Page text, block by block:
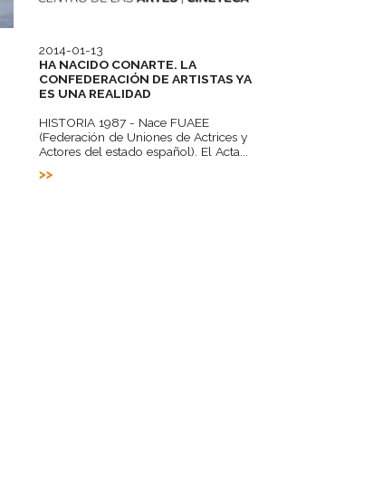
2014-01-13
HA NACIDO CONARTE. LA
CONFEDERACIÓN DE ARTISTAS YA
ES UNA REALIDAD
HISTORIA 1987 - Nace FUAEE
(Federación de Uniones de Actrices y
Actores del estado español). El Acta...